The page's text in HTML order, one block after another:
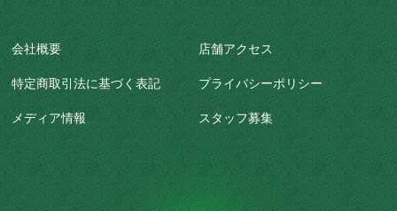
会社概要 店舗アクセス
特定商取引法に基づく表記 プライバシーポリシー
メディア情報 スタッフ募集